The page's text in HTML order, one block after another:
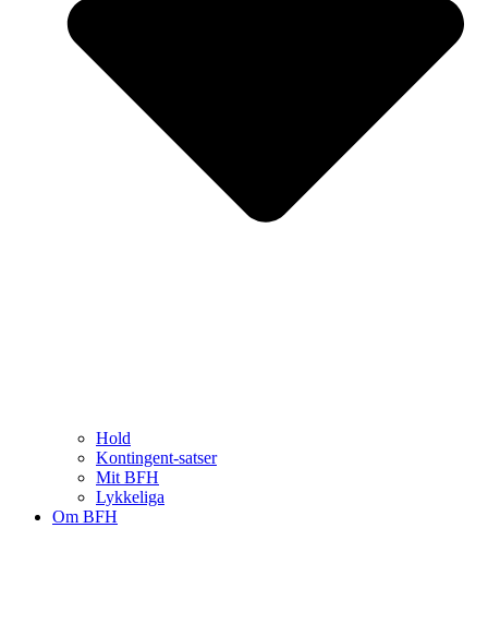
Hold
Kontingent-satser
Mit BFH
Lykkeliga
Om BFH